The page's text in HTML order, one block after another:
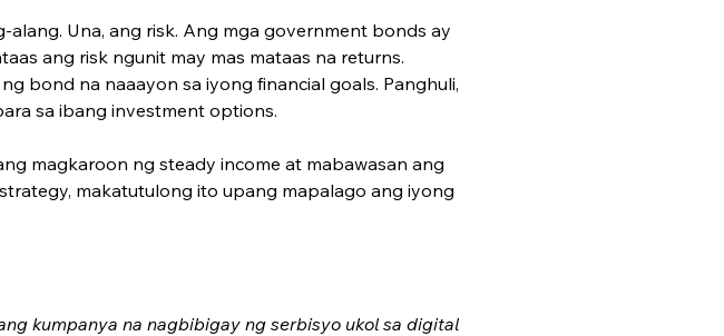
Una, ang risk. Ang mga government bonds ay
ang risk ngunit may mas mataas na returns.
bond na naaayon sa iyong financial goals. Panghuli,
sa ibang investment options.
magkaroon ng steady income at mabawasan ang
makatutulong ito upang mapalago ang iyong
kumpanya na nagbibigay ng serbisyo ukol sa digital